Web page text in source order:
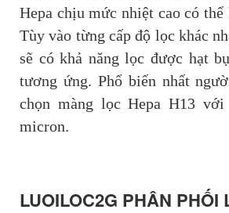
Hepa chịu mức nhiệt cao có thể
Tùy vào từng cấp độ lọc khác
sẽ có khả năng lọc được hạt
tương ứng. Phổ biến nhất
chọn màng lọc Hepa H13
micron.
LUOILOC2G PHÂN PHỐI